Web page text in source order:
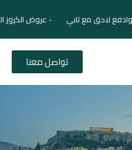
لاحق مع تابي - عروض الكروز
تواصل معنا